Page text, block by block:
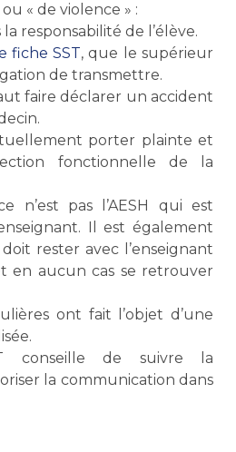
« de violence » :
la responsabilité de l’élève.
fiche SST, que le supérieur
de transmettre.
faire déclarer un accident
porter plainte et
fonctionnelle de la
n’est pas l’AESH qui est
Il est également
rester avec l’enseignant
en aucun cas se retrouver
ont fait l’objet d’une
conseille de suivre la
la communication dans